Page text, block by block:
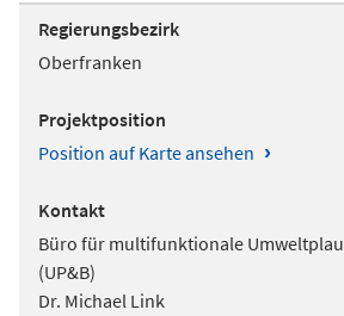
Regierungsbezirk
Oberfranken
Projektposition
Position auf Karte ansehen ›
Kontakt
Büro für multifunktionale
(UP&B)
Dr. Michael Link